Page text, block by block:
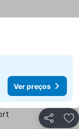
Ver preços
Partilhar